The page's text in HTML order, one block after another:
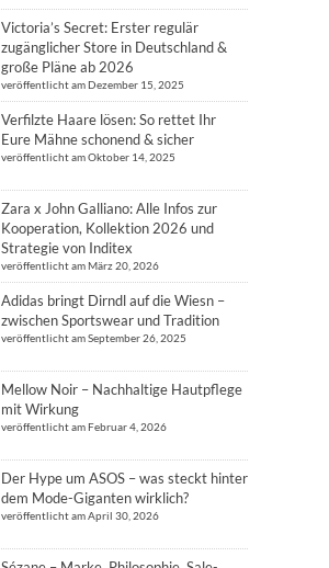
Victoria’s Secret: Erster regulär
zugänglicher Store in Deutschland &
große Pläne ab 2026
veröffentlicht am Dezember 15, 2025
Verfilzte Haare lösen: So rettet Ihr
Eure Mähne schonend & sicher
veröffentlicht am Oktober 14, 2025
Zara x John Galliano: Alle Infos zur
Kooperation, Kollektion 2026 und
Strategie von Inditex
veröffentlicht am März 20, 2026
Adidas bringt Dirndl auf die Wiesn –
zwischen Sportswear und Tradition
veröffentlicht am September 26, 2025
Mellow Noir – Nachhaltige Hautpflege
mit Wirkung
veröffentlicht am Februar 4, 2026
Der Hype um ASOS – was steckt hinter
dem Mode-Giganten wirklich?
veröffentlicht am April 30, 2026